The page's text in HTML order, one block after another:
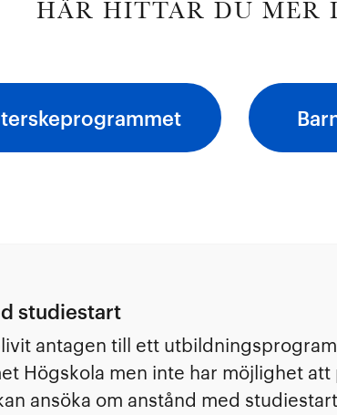
HÄR HITTAR DU MER
studiestart
antagen till ett
Högskola men inte har möjlighet att
ansöka om anstånd med